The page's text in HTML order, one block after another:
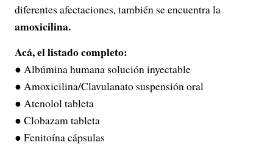
diferentes afectaciones, también se encuentra la
amoxicilina.
Acá, el listado completo:
● Albúmina humana solución inyectable
● Amoxicilina/Clavulanato suspensión oral
● Atenolol tableta
● Clobazam tableta
● Fenitoína cápsulas